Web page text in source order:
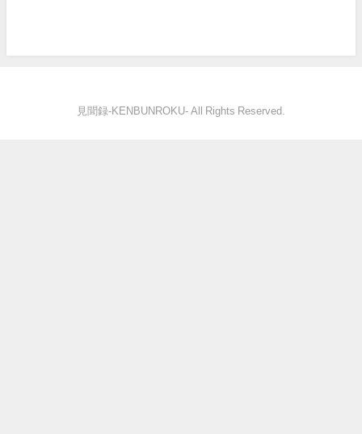
見聞録‐KENBUNROKU- All Rights Reserved.